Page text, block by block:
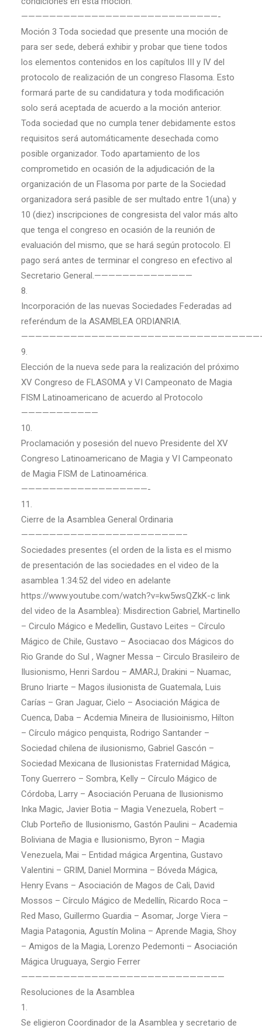
————————————————————————————-
Moción 3 Toda sociedad que presente una moción de
para ser sede, deberá exhibir y probar que tiene todos
los elementos contenidos en los capítulos III y IV del
protocolo de realización de un congreso Flasoma. Esto
formará parte de su candidatura y toda modificación
solo será aceptada de acuerdo a la moción anterior.
Toda sociedad que no cumpla tener debidamente estos
requisitos será automáticamente desechada como
posible organizador. Todo apartamiento de los
comprometido en ocasión de la adjudicación de la
organización de un Flasoma por parte de la Sociedad
organizadora será pasible de ser multado entre 1(una) y
10 (diez) inscripciones de congresista del valor más alto
que tenga el congreso en ocasión de la reunión de
evaluación del mismo, que se hará según protocolo. El
pago será antes de terminar el congreso en efectivo al
Secretario General.——————————————
8.
Incorporación de las nuevas Sociedades Federadas ad
referéndum de la ASAMBLEA ORDIANRIA.
9.
Elección de la nueva sede para la realización del próximo
XV Congreso de FLASOMA y VI Campeonato de Magia
FISM Latinoamericano de acuerdo al Protocolo
———————————
10.
Proclamación y posesión del nuevo Presidente del XV
Congreso Latinoamericano de Magia y VI Campeonato
de Magia FISM de Latinoamérica.
——————————————————-
11.
Cierre de la Asamblea General Ordinaria
———————————————————————–
Sociedades presentes (el orden de la lista es el mismo
de presentación de las sociedades en el video de la
asamblea 1:34:52 del video en adelante
https://www.youtube.com/watch?v=kw5wsQZkK-c link
del video de la Asamblea): Misdirection Gabriel, Martinello
– Circulo Mágico e Medellin, Gustavo Leites – Círculo
Mágico de Chile, Gustavo – Asociacao dos Mágicos do
Rio Grande do Sul , Wagner Messa – Circulo Brasileiro de
Ilusionismo, Henri Sardou – AMARJ, Drakini – Nuamac,
Bruno Iriarte – Magos ilusionista de Guatemala, Luis
Carías – Gran Jaguar, Cielo – Asociación Mágica de
Cuenca, Daba – Acdemia Mineira de Ilusioinismo, Hilton
– Círculo mágico penquista, Rodrigo Santander –
Sociedad chilena de ilusionismo, Gabriel Gascón –
Sociedad Mexicana de Ilusionistas Fraternidad Mágica,
Tony Guerrero – Sombra, Kelly – Círculo Mágico de
Córdoba, Larry – Asociación Peruana de Ilusionismo
Inka Magic, Javier Botia – Magia Venezuela, Robert –
Club Porteño de Ilusionismo, Gastón Paulini – Academia
Boliviana de Magia e Ilusionismo, Byron – Magia
Venezuela, Mai – Entidad mágica Argentina, Gustavo
Valentini – GRIM, Daniel Mormina – Bóveda Mágica,
Henry Evans – Asociación de Magos de Cali, David
Mossos – Círculo Mágico de Medellín, Ricardo Roca –
Red Maso, Guillermo Guardia – Asomar, Jorge Viera –
Magia Patagonia, Agustín Molina – Aprende Magia, Shoy
– Amigos de la Magia, Lorenzo Pedemonti – Asociación
Mágica Uruguaya, Sergio Ferrer
—————————————————————————————
Resoluciones de la Asamblea
1.
Se eligieron Coordinador de la Asamblea y secretario de